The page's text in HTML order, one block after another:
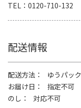
TEL
0120-710-132
配送情報
配送方法
ゆうパック
お届け日
指定不可
のし
対応不可